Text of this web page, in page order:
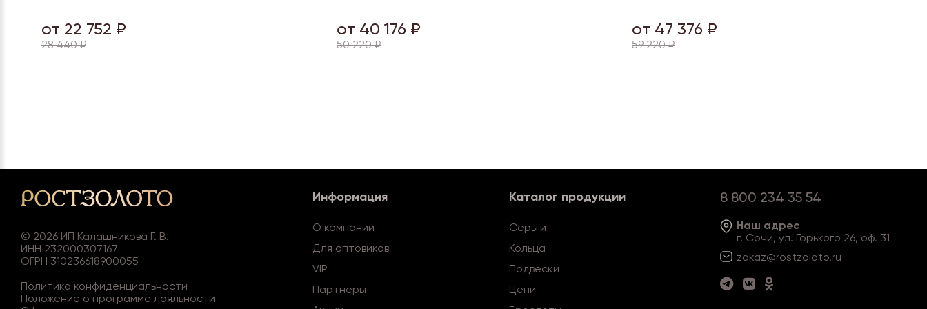
от 22 752 ₽
28 440 ₽
от 40 176 ₽
50 220 ₽
от 47 376 ₽
59 220 ₽
© 2026 ИП Калашникова Г. В.
ИНН 232000307167
ОГРН 310236618900055
Политика конфиденциальности
Положение о программе лояльности
Информация
О компании
Для оптовиков
VIP
Партнеры
Каталог продукции
Серьги
Кольца
Подвески
Цепи
8 800 234 35 54
Наш адрес
г. Сочи, ул. Горького 26, оф. 31
zakaz@rostzoloto.ru